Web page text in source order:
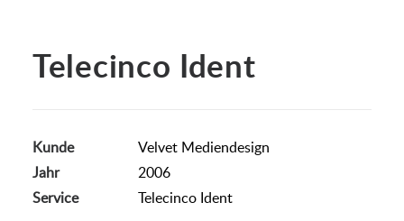
Telecinco Ident
Kunde
Velvet Mediendesign
Jahr
2006
Service
Telecinco Ident